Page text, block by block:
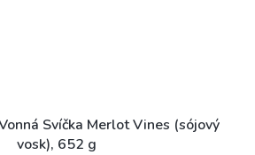
Svíčka Merlot Vines (sójový
vosk), 652 g